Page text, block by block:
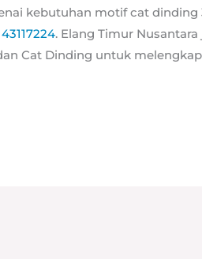
kebutuhan motif cat dinding
. Elang Timur
Cat Dinding untuk